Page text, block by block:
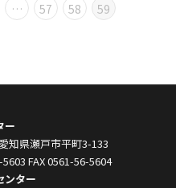
… 57 58 59
ー
知県瀬戸市平町3-133
FAX 0561-56-5604
ター